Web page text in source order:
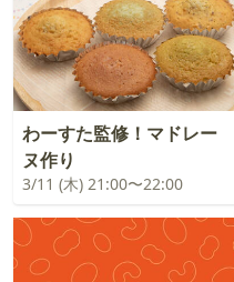
わーすた監修！マドレー
ヌ作り
3/11 (木) 21:00〜22:00